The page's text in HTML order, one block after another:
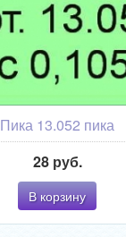
Пика 13.052 пика
28 руб.
В корзину